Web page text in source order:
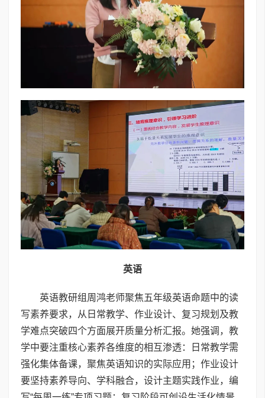
英语
英语教研组周鸿老师聚焦五年级英语命题中的读
写素养要求，从日常教学、作业设计、复习规划及教
学难点突破四个方面展开质量分析汇报。她强调，教
学中要注重核心素养各维度的相互渗透：日常教学需
强化集体备课，聚焦英语知识的实际应用；作业设计
要坚持素养导向、学科融合，设计主题实践作业，编